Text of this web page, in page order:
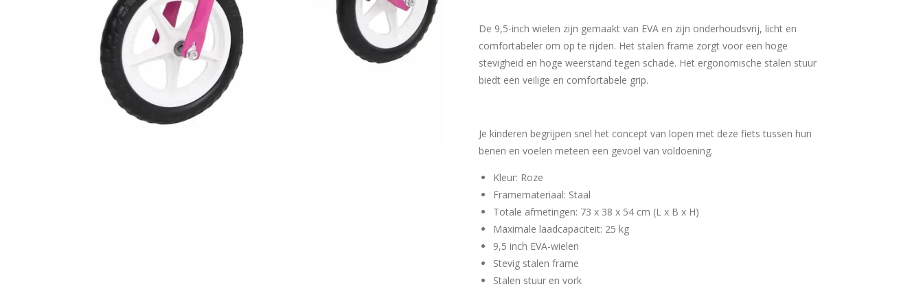
De 9,5-inch wielen zijn gemaakt van EVA en zijn onderhoudsvrij, licht en
comfortabeler om op te rijden. Het stalen frame zorgt voor een hoge
stevigheid en hoge weerstand tegen schade. Het ergonomische stalen stuur
biedt een veilige en comfortabele grip.
Je kinderen begrijpen snel het concept van lopen met deze fiets tussen hun
benen en voelen meteen een gevoel van voldoening.
Kleur: Roze
Framemateriaal: Staal
Totale afmetingen: 73 x 38 x 54 cm (L x B x H)
Maximale laadcapaciteit: 25 kg
9,5 inch EVA-wielen
Stevig stalen frame
Stalen stuur en vork